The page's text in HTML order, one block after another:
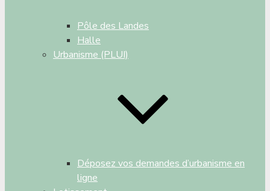
Pôle des Landes
Halle
Urbanisme (PLUI)
Déposez vos demandes d’urbanisme en
ligne